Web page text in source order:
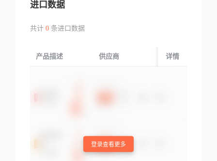
进口数据
共计 0条进口数据
产品描述 供应商 起运国/地区
详情
登录查看更多